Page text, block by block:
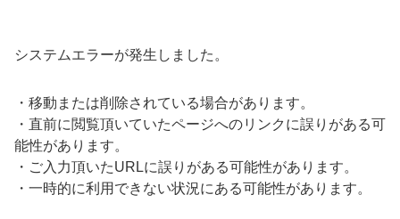
システムエラーが発生しました。
・ 移動または削除されている場合があります。
・ 直前に閲覧頂いていたページへのリンクに誤りがある可
能性があります。
・ ご入力頂いたURLに誤りがある可能性があります。
・ 一時的に利用できない状況にある可能性があります。